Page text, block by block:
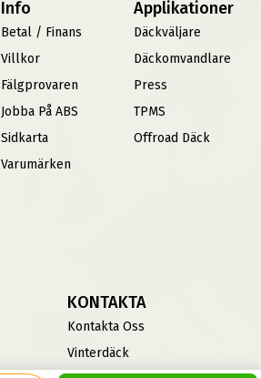
Info
Betal / Finans
Villkor
Fälgprovaren
Jobba På ABS
Sidkarta
Varumärken
Applikationer
Däckväljare
Däckomvandlare
Press
TPMS
Offroad Däck
KONTAKTA
Kontakta Oss
Vinterdäck